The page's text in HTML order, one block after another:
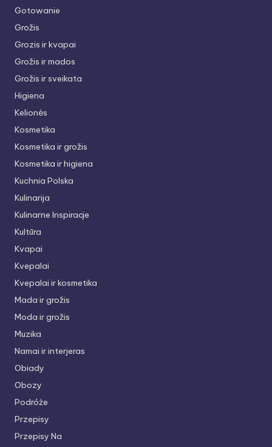
Gotowanie
Grožis
Grozis ir kvapai
Grožis ir mados
Grožis ir sveikata
Higiena
Kelionės
Kosmetika
Kosmetika ir grožis
Kosmetika ir higiena
Kuchnia Polska
Kulinarija
Kulinarne Inspiracje
Kultūra
Kvapai
Kvepalai
Kvepalai ir kosmetika
Mada ir grožis
Moda ir grožis
Muzika
Namai ir interjeras
Obiady
Obozy
Podróże
Przepisy
Przepisy Na